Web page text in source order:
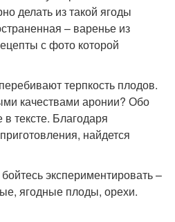
делать из такой ягоды
– варенье из
с фото которой
терпкость плодов.
качествами аронии? Обо
в тексте. Благодаря
найдется
экспериментировать –
ягодные плоды, орехи.